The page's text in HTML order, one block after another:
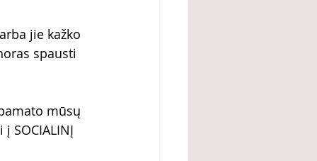
jie kažko
spausti
mūsų
SOCIALINĮ